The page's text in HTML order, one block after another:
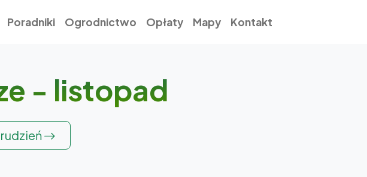
Poradniki Ogrodnictwo Opłaty Mapy Kontakt
- listopad